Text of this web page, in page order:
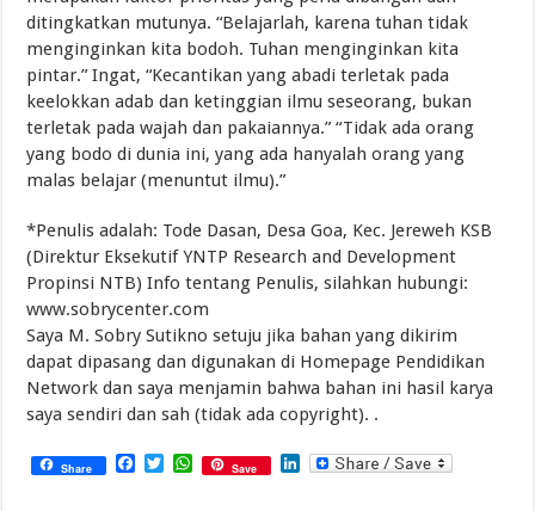
ditingkatkan mutunya. “Belajarlah, karena tuhan tidak
menginginkan kita bodoh. Tuhan menginginkan kita
pintar.” Ingat, “Kecantikan yang abadi terletak pada
keelokkan adab dan ketinggian ilmu seseorang, bukan
terletak pada wajah dan pakaiannya.” “Tidak ada orang
yang bodo di dunia ini, yang ada hanyalah orang yang
malas belajar (menuntut ilmu).”
*Penulis adalah: Tode Dasan, Desa Goa, Kec. Jereweh KSB
(Direktur Eksekutif YNTP Research and Development
Propinsi NTB) Info tentang Penulis, silahkan hubungi:
www.sobrycenter.com
Saya M. Sobry Sutikno setuju jika bahan yang dikirim
dapat dipasang dan digunakan di Homepage Pendidikan
Network dan saya menjamin bahwa bahan ini hasil karya
saya sendiri dan sah (tidak ada copyright). .
Share Facebook
TwitterWhatsApp
Save LinkedIn